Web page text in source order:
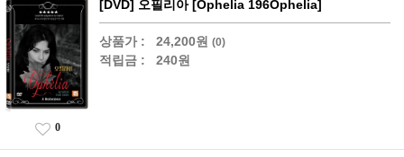
[DVD] 오필리아 [Ophelia 196Ophelia]
상품가 : 24,200원 (0)
적립금 : 240원
0